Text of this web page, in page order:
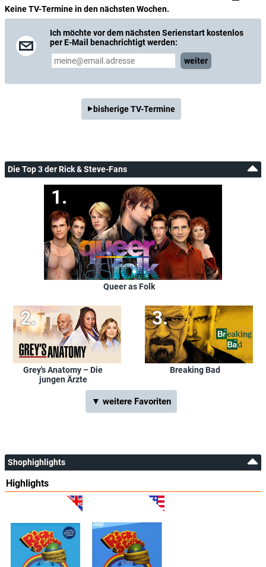
Keine TV-Termine in den nächsten Wochen.
Ich möchte vor dem nächsten Serienstart kostenlos
per E-Mail benachrichtigt werden:
weiter
bisherige TV-Termine
Die Top 3 der Rick & Steve-Fans
Queer as Folk
Grey's Anatomy – Die
jungen Ärzte
Breaking Bad
▼ weitere Favoriten
Shophighlights
Highlights